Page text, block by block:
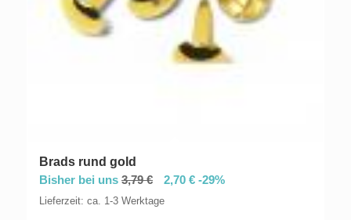
Brads rund gold
Bisher bei uns 3,79€ 2,70 €-29%
Lieferzeit: ca. 1-3 Werktage